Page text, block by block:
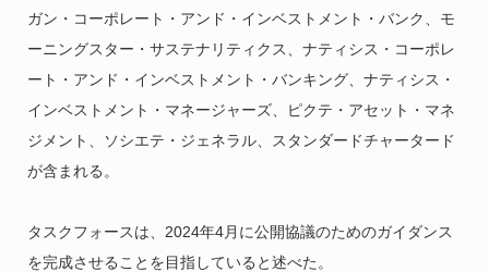
ガン・コーポレート・アンド・インベストメント・バンク、モ
ーニングスター・サステナリティクス、ナティシス・コーポレ
ート・アンド・インベストメント・バンキング、ナティシス・
インベストメント・マネージャーズ、ピクテ・アセット・マネ
ジメント、ソシエテ・ジェネラル、スタンダードチャータード
が含まれる。
タスクフォースは、2024年4月に公開協議のためのガイダンス
を完成させることを目指していると述べた。